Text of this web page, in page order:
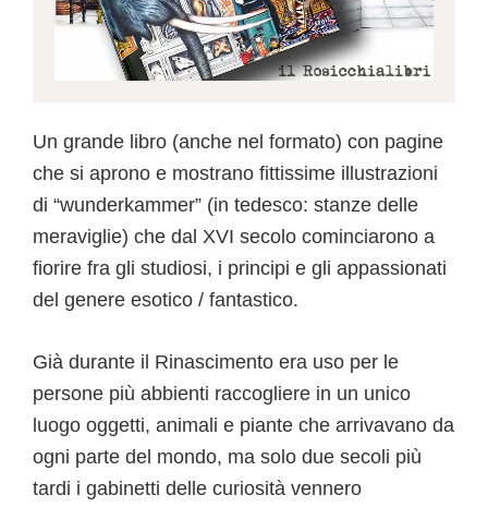
Un grande libro (anche nel formato) con pagine
che si aprono e mostrano fittissime illustrazioni
di “wunderkammer” (in tedesco: stanze delle
meraviglie) che dal XVI secolo cominciarono a
fiorire fra gli studiosi, i principi e gli appassionati
del genere esotico / fantastico.
Già durante il Rinascimento era uso per le
persone più abbienti raccogliere in un unico
luogo oggetti, animali e piante che arrivavano da
ogni parte del mondo, ma solo due secoli più
tardi i gabinetti delle curiosità vennero